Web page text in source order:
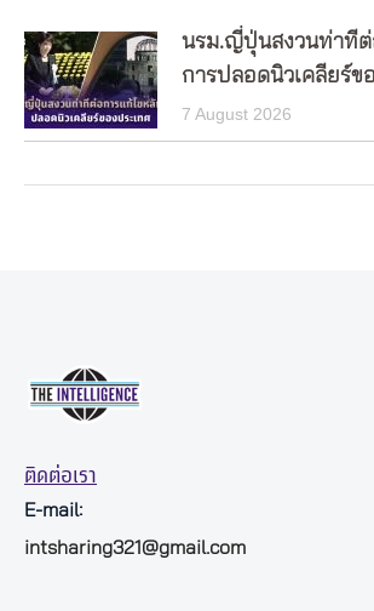
นรม.ญี่ปุ่นสงวนท่าทีต่
การปลอดนิวเคลียร์ข
7 August 2026
ติดต่อเรา
E-mail:
intsharing321@gmail.com